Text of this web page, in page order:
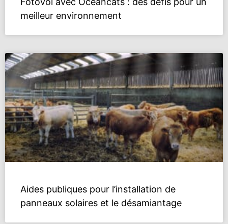
meilleur environnement
Aides publiques pour l’installation de
panneaux solaires et le désamiantage